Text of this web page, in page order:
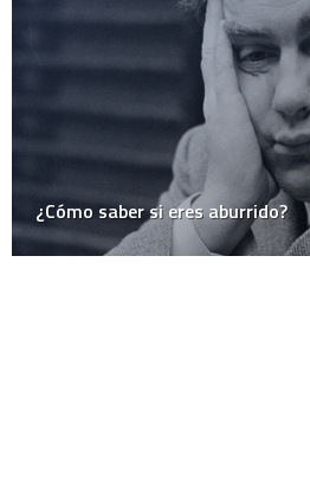
¿Cómo saber si eres aburrido?